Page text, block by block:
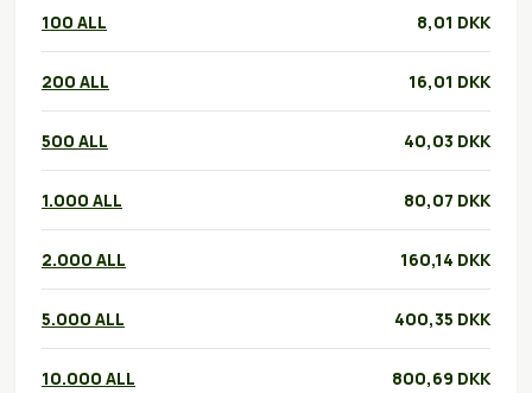
100 ALL 8,01 DKK
200 ALL 16,01 DKK
500 ALL 40,03 DKK
1.000 ALL 80,07 DKK
2.000 ALL 160,14 DKK
5.000 ALL 400,35 DKK
10.000 ALL 800,69 DKK